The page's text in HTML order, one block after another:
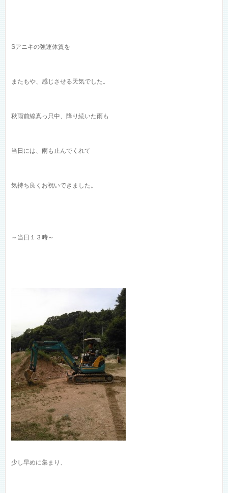
Sアニキの強運体質を
またもや、感じさせる天気でした。
秋雨前線真っ只中、降り続いた雨も
当日には、雨も止んでくれて
気持ち良くお祝いできました。
～当日１３時～
少し早めに集まり、